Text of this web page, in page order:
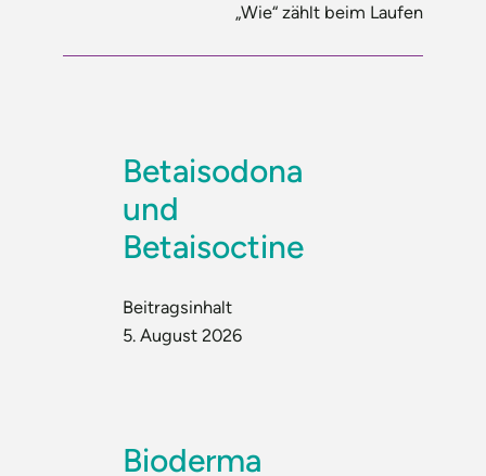
„Wie“ zählt beim Laufen
Betaisodona
und
Betaisoctine
Beitragsinhalt
5. August 2026
Bioderma